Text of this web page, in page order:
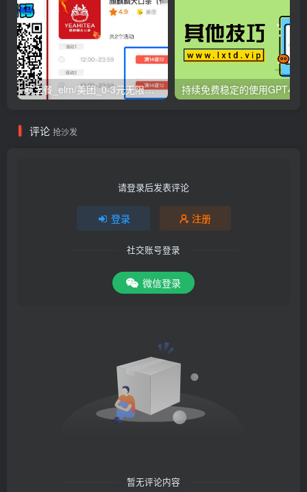
霸王餐_elm/美团_0-3元无限吃外卖 持续免费稳定的使用GPT4工
评论 抢沙发
请登录后发表评论
登录 注册
社交账号登录
微信登录
暂无评论内容